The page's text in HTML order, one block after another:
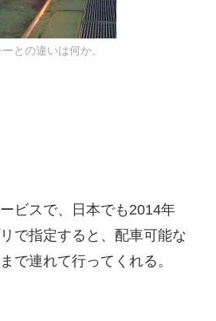
との違いは何か。
ビスで、日本でも2014年
で指定すると、配車可能な
で連れて行ってくれる。